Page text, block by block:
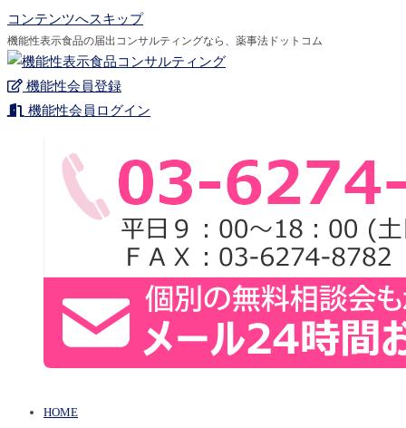
コンテンツへスキップ
機能性表示食品の届出コンサルティングなら、薬事法ドットコム
機能性会員登録
機能性会員ログイン
HOME